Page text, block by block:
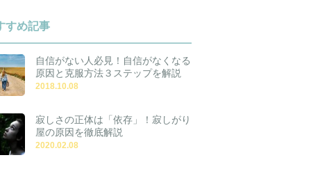
すめ記事
自信がない人必見！自信がなくなる
原因と克服方法３ステップを解説
2018.10.08
寂しさの正体は「依存」！寂しがり
屋の原因を徹底解説
2020.02.08